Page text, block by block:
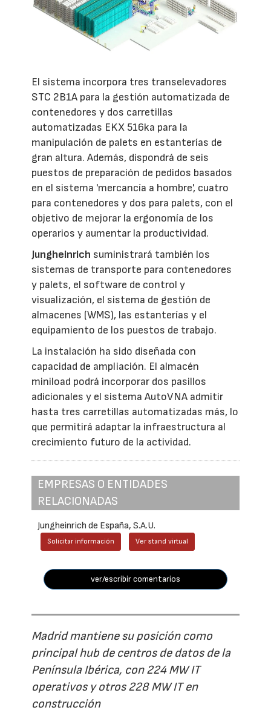
El sistema incorpora tres transelevadores
STC 2B1A para la gestión automatizada de
contenedores y dos carretillas
automatizadas EKX 516ka para la
manipulación de palets en estanterías de
gran altura. Además, dispondrá de seis
puestos de preparación de pedidos basados
en el sistema 'mercancía a hombre', cuatro
para contenedores y dos para palets, con el
objetivo de mejorar la ergonomía de los
operarios y aumentar la productividad.
Jungheinrich suministrará también los
sistemas de transporte para contenedores
y palets, el software de control y
visualización, el sistema de gestión de
almacenes (WMS), las estanterías y el
equipamiento de los puestos de trabajo.
La instalación ha sido diseñada con
capacidad de ampliación. El almacén
miniload podrá incorporar dos pasillos
adicionales y el sistema AutoVNA admitir
hasta tres carretillas automatizadas más, lo
que permitirá adaptar la infraestructura al
crecimiento futuro de la actividad.
EMPRESAS O ENTIDADES
RELACIONADAS
Jungheinrich de España, S.A.U.
Solicitar información Ver stand virtual
ver/escribir comentarios
Madrid mantiene su posición como
principal hub de centros de datos de la
Península Ibérica, con 224 MW IT
operativos y otros 228 MW IT en
construcción